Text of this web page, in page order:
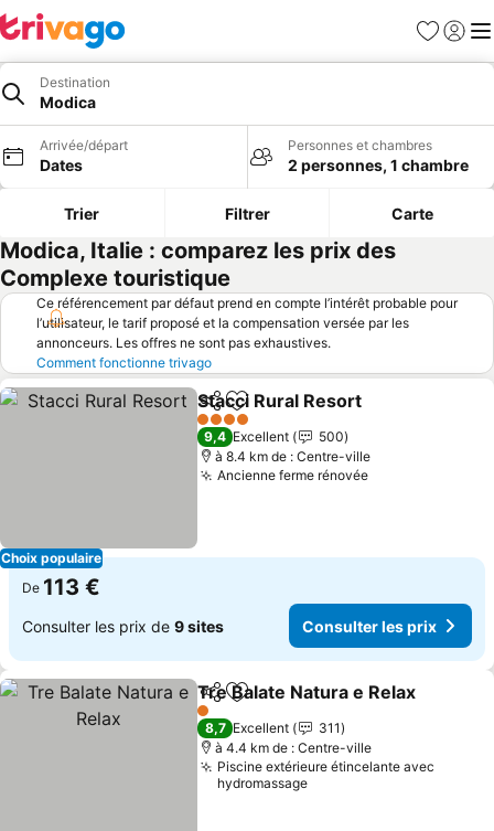
Favoris
Se
Destination
Modica
Arrivée/départ
Dates
Personnes et chambres
2 personnes, 1 chambre
Trier Filtrer Carte
Modica, Italie : comparez les prix des
Complexe touristique
Ce référencement par défaut prend en compte l’intérêt probable pour
l’utilisateur, le tarif proposé et la compensation versée par les
annonceurs. Les offres ne sont pas exhaustives.
Comment fonctionne trivago
Choix populaire
PartagerAjouter à mes favoris
Stacci Rural Resort
4 Étoiles
9,4 Excellent
500
à 8.4 km de : Centre-ville
Ancienne ferme rénovéeConsulter les
De 113 €
Consulter les prix de 9 sites Consulter les prix
PartagerAjouter à mes favoris
Tre Balate Natura e Relax
1 Étoiles
8,7 Excellent
311
à 4.4 km de : Centre-ville
Piscine extérieure étincelante avec
hydromassage